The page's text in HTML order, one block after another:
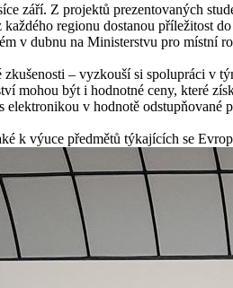
září. Z projektů prezentovaných
regionu dostanou příležitost
v dubnu na Ministerstvu pro místní
– vyzkouší si spolupráci v
mohou být i hodnotné ceny, které
v hodnotě odstupňované
k výuce předmětů týkajících se